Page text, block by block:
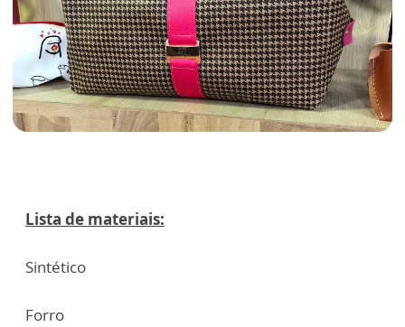
Lista de materiais:
Sintético
Forro